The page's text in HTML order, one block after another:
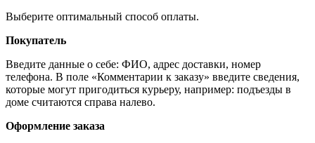
Выберите оптимальный способ оплаты.
Покупатель
Введите данные о себе: ФИО, адрес доставки, номер
телефона. В поле «Комментарии к заказу» введите сведения,
которые могут пригодиться курьеру, например: подъезды в
доме считаются справа налево.
Оформление заказа